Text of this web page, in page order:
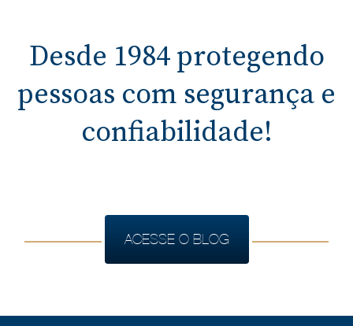
Desde 1984 protegendo
pessoas com segurança e
confiabilidade!
ACESSE O BLOG